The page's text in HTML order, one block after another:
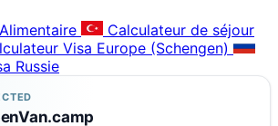
Calculateur de séjour
Visa Europe (Schengen)
Russie